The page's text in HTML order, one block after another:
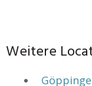
Weitere